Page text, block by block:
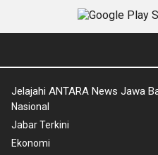
Jelajahi ANTARA News Jawa
Nasional
Jabar Terkini
Ekonomi